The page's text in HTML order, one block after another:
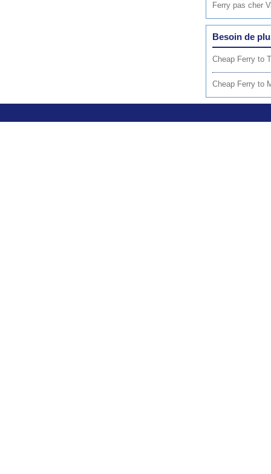
Ferry pas cher
Besoin de
Cheap Ferry to
Cheap Ferry to